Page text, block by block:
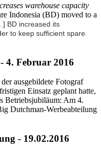
warehouse capacity
Indonesia (BD) moved to a
BD increased its
to keep sufficient spare
4. Februar 2016
der ausgebildete Fotograf
Einsatz geplant hatte,
Betriebsjubiläum: Am 4.
Dutchman-Werbeabteilung
- 19.02.2016